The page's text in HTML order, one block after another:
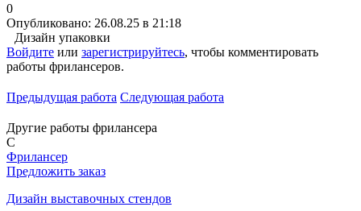
0
Опубликовано: 26.08.25 в 21:18
Дизайн упаковки
Войдите или зарегистрируйтесь, чтобы комментировать
работы фрилансеров.
Предыдущая работа Следующая работа
Другие работы фрилансера
C
Фрилансер
Предложить заказ
Дизайн выставочных стендов